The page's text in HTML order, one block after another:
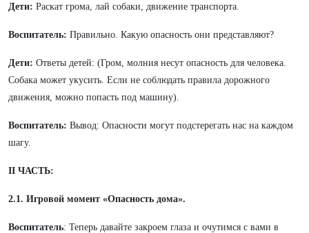
Дети: Раскат грома, лай собаки, движение транспорта.
Воспитатель: Правильно. Какую опасность они представляют?
Дети: Ответы детей: (Гром, молния несут опасность для человека.
Собака может укусить. Если не соблюдать правила дорожного
движения, можно попасть под машину).
Воспитатель: Вывод: Опасности могут подстерегать нас на каждом
шагу.
II ЧАСТЬ:
2.1. Игровой момент «Опасность дома».
Воспитатель: Теперь давайте закроем глаза и очутимся с вами в